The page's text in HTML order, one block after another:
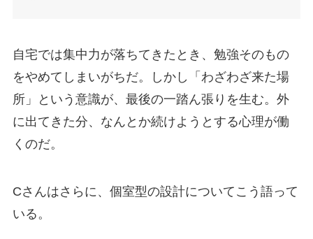
自宅では集中力が落ちてきたとき、勉強そのもの
をやめてしまいがちだ。しかし「わざわざ来た場
所」という意識が、最後の一踏ん張りを生む。外
に出てきた分、なんとか続けようとする心理が働
くのだ。
Cさんはさらに、個室型の設計についてこう語って
いる。